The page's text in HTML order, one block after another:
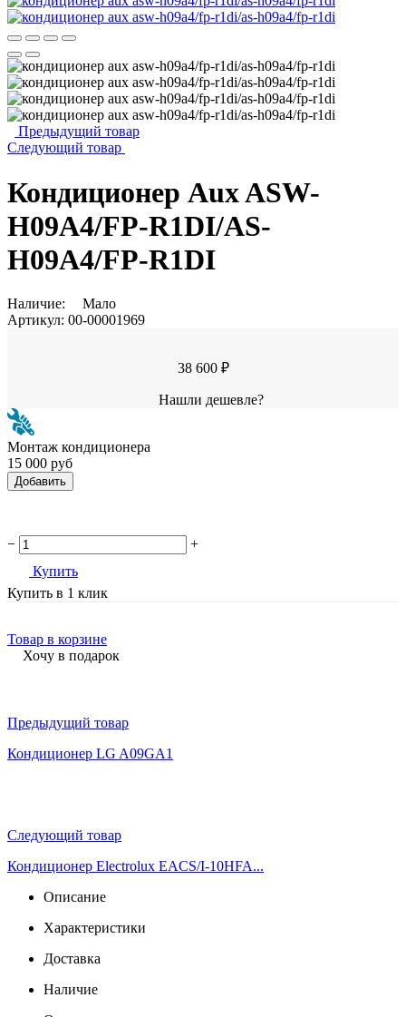
Предыдущий товар
Следующий товар
Кондиционер Aux ASW-
H09A4/FP-R1DI/AS-
H09A4/FP-R1DI
Наличие:
Мало
Артикул: 00-00001969
38 600 ₽
Нашли дешевле?
Монтаж кондиционера
15 000 руб
Добавить
−
+
Купить
Купить в 1 клик
Товар в корзине
Хочу в подарок
Предыдущий товар
Кондиционер LG A09GA1
Следующий товар
Кондиционер Electrolux EACS/I-10HFA...
Описание
Характеристики
Доставка
Наличие